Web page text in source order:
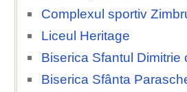
Complexul sportiv
Liceul Heritage
Biserica Sfantul Dimitrie
Biserica Sfânta